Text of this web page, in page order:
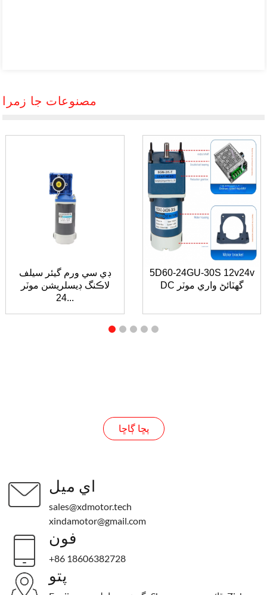
مصنوعات جا زمرا
ڊي سي ورم گيئر سيلف
لاڪنگ ڊيسلريشن موٽر
24...
5D60-24GU-30S 12v24v
DC گھٽائڻ واري موٽر
پڇا ڳاڇا
اي ميل
sales@xdmotor.tech
xindamotor@gmail.com
فون
+86 18606382728
پتو